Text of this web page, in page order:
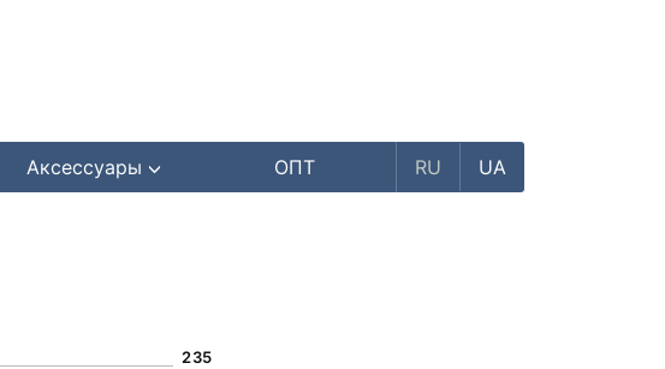
Аксессуары ОПТ RU UA
235